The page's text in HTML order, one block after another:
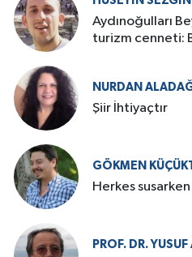
Aydınoğulları
turizm cenneti:
NURDAN
Şiir
GÖKMEN
Herkes
PROF. DR. YUSUF